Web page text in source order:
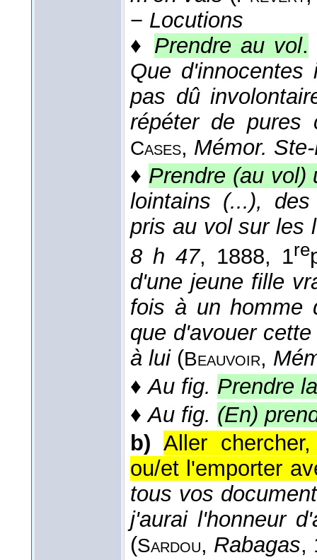
− Locutions
♦ Prendre au vol.
Que d'innocentes
pas dû
répéter de pures
Cases, Mémor.
♦ Prendre (au vol)
lointains (...),
pris au vol sur les
8 h 47, 1888, 1re
d'une jeune fille
fois à un homme
que d'avouer
à lui(Beauvoir,
♦Au fig. Prendre
♦Au fig. (En)
b) Aller
ou/et l'emporter
tous vos
j'aurai l'honneur
(Sardou, Rabagas,